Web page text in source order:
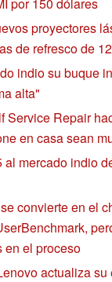
proyectores
de refresco de
indio su buque
alta"
Service Repair
en casa sean
mercado indio
convierte en el
en el proceso
actualiza su